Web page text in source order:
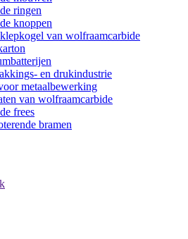
ringen
knoppen
van wolfraamcarbide
en drukindustrie
metaalbewerking
van wolfraamcarbide
frees
bramen